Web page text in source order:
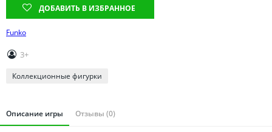
Томская область
Тюменская область
Удмуртия
Ульяновская область
ДОБАВИТЬ В ИЗБРАННОЕ
Funko
3+
Коллекционные фигурки
Описание игры Отзывы (0)